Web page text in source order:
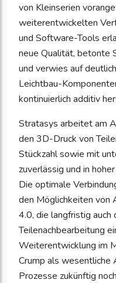
von Kleinserien
weiterentwickelten
und Software-Tools
neue Qualität, betonte
und verwies auf
Leichtbau-
kontinuierlich additiv
Stratasys arbeitet am
den 3D-Druck von
Stückzahl sowie mit
zuverlässig und in
Die optimale
den Möglichkeiten von
4.0, die langfristig auch
Teilenachbearbeitung
Weiterentwicklung im
Crump als wesentliche
Prozesse zukünftig